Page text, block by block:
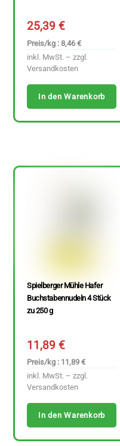
25,39€
Preis/kg : 8,46 €
inkl. MwSt. – zzgl.
Versandkosten
In den Warenkorb
Spielberger Mühle Hafer
Buchstabennudeln 4 Stück
zu 250 g
11,89€
Preis/kg : 11,89 €
inkl. MwSt. – zzgl.
Versandkosten
In den Warenkorb